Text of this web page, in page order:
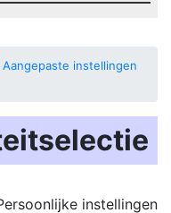
instellingen
instellingen